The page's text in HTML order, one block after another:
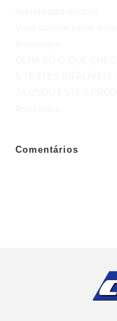
Comentários